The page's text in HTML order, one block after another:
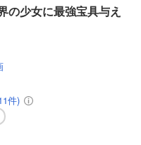
の少女に最強宝具与え
件)